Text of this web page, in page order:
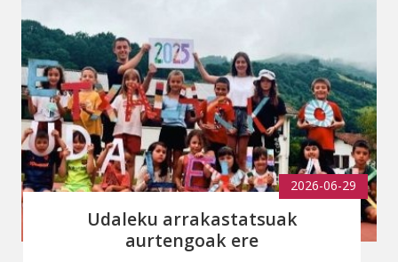
2026-06-29
Udaleku arrakastatsuak
aurtengoak ere